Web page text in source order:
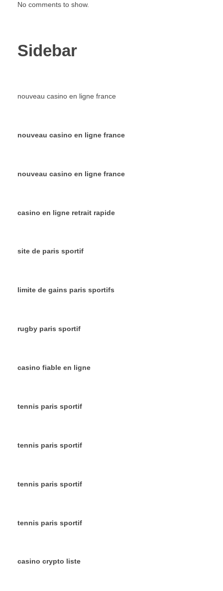
No comments to show.
Sidebar
nouveau casino en ligne france
nouveau casino en ligne france
nouveau casino en ligne france
casino en ligne retrait rapide
site de paris sportif
limite de gains paris sportifs
rugby paris sportif
casino fiable en ligne
tennis paris sportif
tennis paris sportif
tennis paris sportif
tennis paris sportif
casino crypto liste